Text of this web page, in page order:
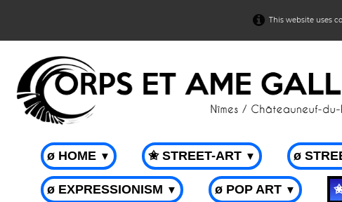
This website uses
ø HOME ▼ ✬ STREET-ART ▼ ø
ø EXPRESSIONISM ▼ ø POP ART ▼